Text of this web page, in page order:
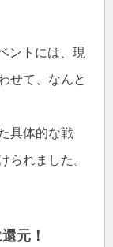
ントには、現
せて、なんと
具体的な戦
られました。
元！